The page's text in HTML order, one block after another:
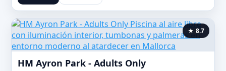
★ 8.7
HM Ayron Park - Adults Only